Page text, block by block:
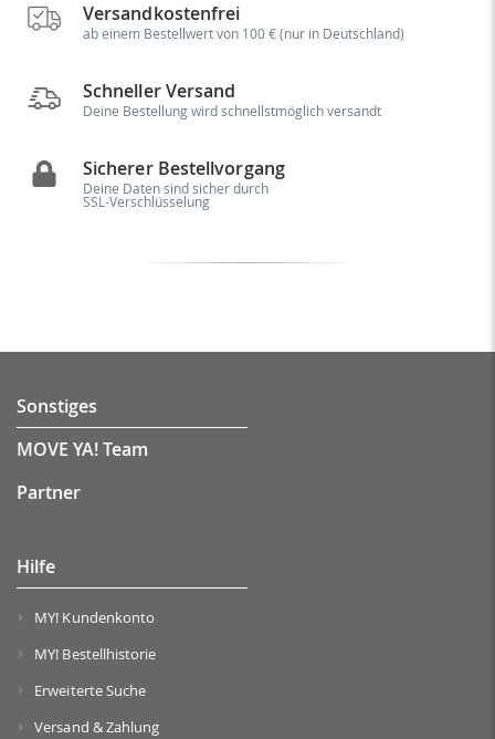
Versandkostenfrei
ab einem Bestellwert von 100 € (nur in Deutschland)
Schneller Versand
Deine Bestellung wird schnellstmöglich versandt
Sicherer Bestellvorgang
Deine Daten sind sicher durch
SSL-Verschlüsselung
Sonstiges
MOVE YA! Team
Partner
Hilfe
MY! Kundenkonto
MY! Bestellhistorie
Erweiterte Suche
Versand & Zahlung